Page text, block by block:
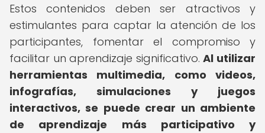
Estos contenidos deben ser atractivos y
estimulantes para captar la atención de los
participantes, fomentar el compromiso y
facilitar un aprendizaje significativo.Al utilizar
herramientas multimedia, como videos,
infografías, simulaciones y juegos
interactivos, se puede crear un ambiente
de aprendizaje más participativo y